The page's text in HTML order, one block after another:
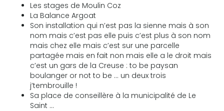
Les stages de Moulin Coz
La Balance Argoat
Son installation qui n’est pas la sienne mais à son
nom mais c’est pas elle puis c’est plus à son nom
mais chez elle mais c’est sur une parcelle
partagée mais en fait non mais elle a le droit mais
c’est un gars de la Creuse : to be paysan
boulanger or not to be … un deux trois
j’tembrouille !
Sa place de conseillère à la municipalité de Le
Saint …